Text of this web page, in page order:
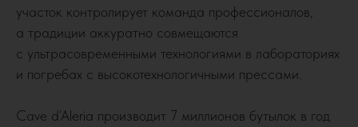
участок контролирует команда профессионалов,
а традиции аккуратно совмещаются
с ультрасовременными технологиями в лабораториях
и погребах с высокотехнологичными прессами.
Cave d’Aleria производит 7 миллионов бутылок в год